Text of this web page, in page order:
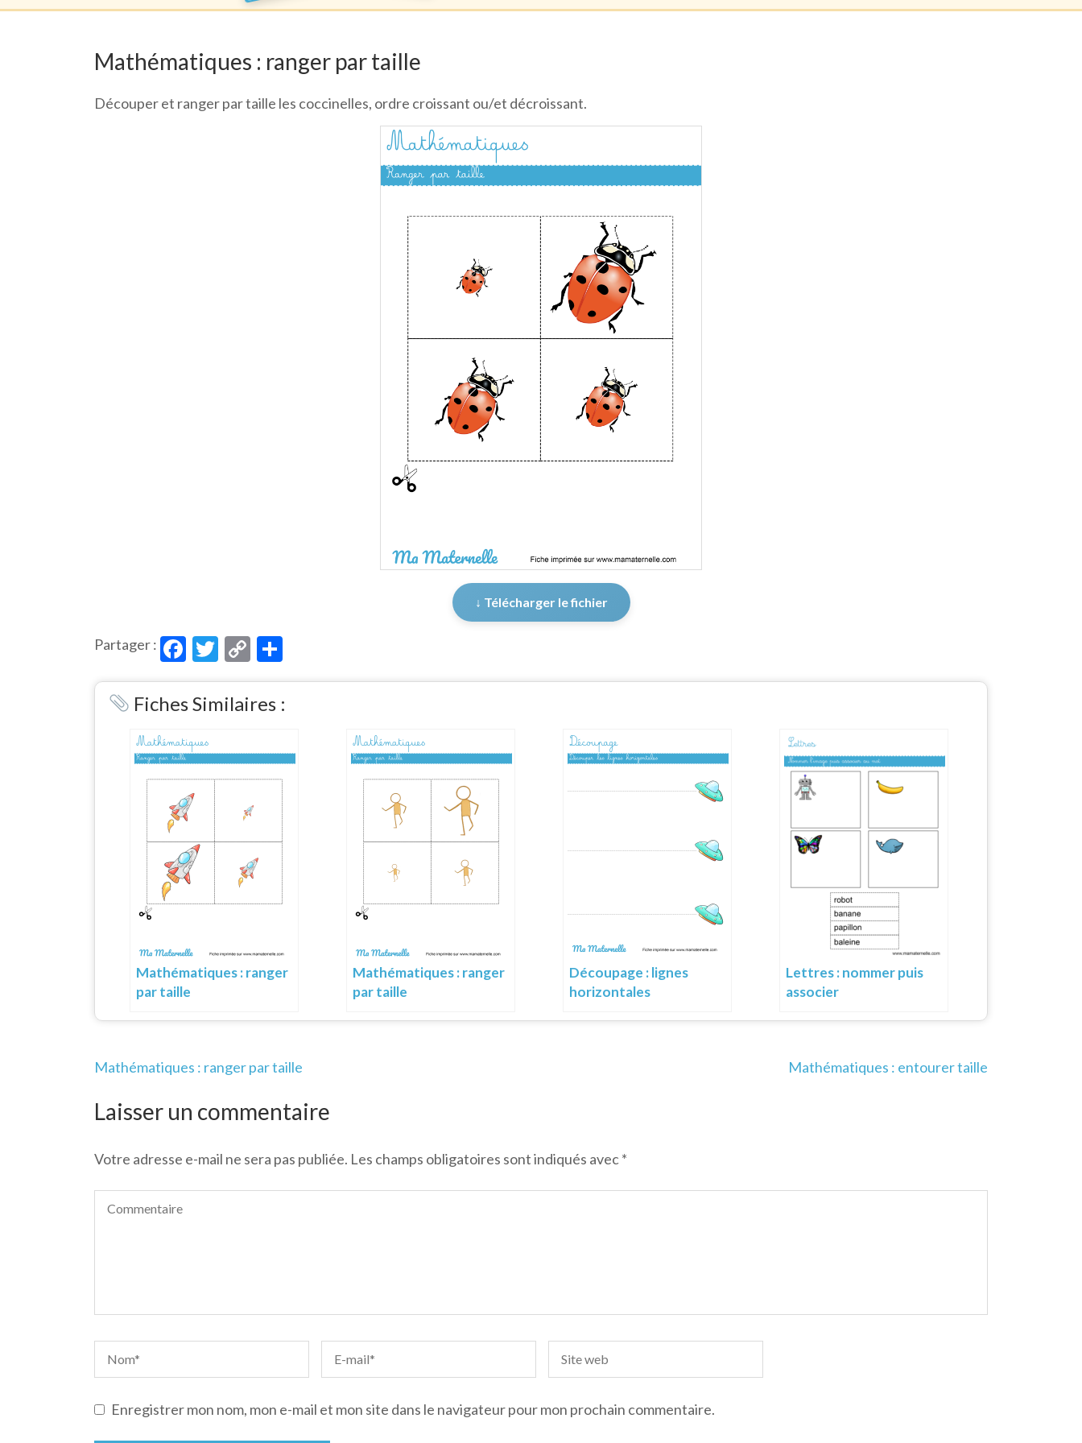
Mathématiques : ranger par taille
Découper et ranger par taille les coccinelles, ordre croissant ou/et décroissant.
↓ Télécharger le fichier
Partager : Facebook
Twitter
Copy
Link
Fiches Similaires :
Mathématiques : ranger
par taille
Mathématiques : ranger
par taille
Découpage : lignes
horizontales
Lettres : nommer puis
associer
Navigation
l’article
Mathématiques : ranger par taille Mathématiques : entourer taille
Laisser un commentaire
Votre adresse e-mail ne sera pas publiée. Les champs obligatoires sont indiqués avec*
Enregistrer mon nom, mon e-mail et mon site dans le navigateur pour mon prochain commentaire.